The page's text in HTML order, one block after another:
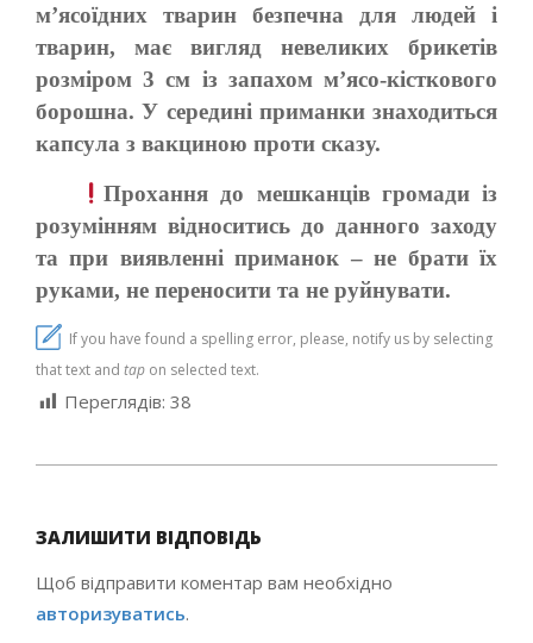
м’ясоїдних тварин безпечна для людей і
тварин, має вигляд невеликих брикетів
розміром 3 см із запахом м’ясо-кісткового
борошна. У середині приманки знаходиться
капсула з вакциною проти сказу.
Прохання до мешканців громади із
розумінням відноситись до данного заходу
та при виявленні приманок – не брати їх
руками, не переносити та не руйнувати.
If you have found a spelling error, please, notify us by selecting
that text and tap on selected text.
Переглядів: 38
02
ЗАЛИШИТИ ВІДПОВІДЬ
Щоб відправити коментар вам необхідно
авторизуватись.